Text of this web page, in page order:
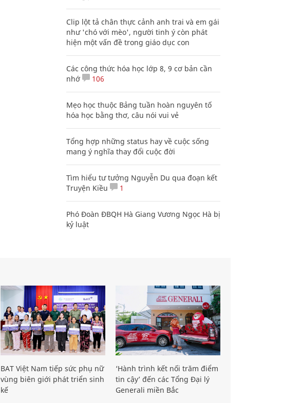
Clip lột tả chân thực cảnh anh trai và em gái
như 'chó với mèo', người tinh ý còn phát
hiện một vấn đề trong giáo dục con
Các công thức hóa học lớp 8, 9 cơ bản cần
nhớ
106
Mẹo học thuộc Bảng tuần hoàn nguyên tố
hóa học bằng thơ, câu nói vui vẻ
Tổng hợp những status hay về cuộc sống
mang ý nghĩa thay đổi cuộc đời
Tìm hiểu tư tưởng Nguyễn Du qua đoạn kết
Truyện Kiều
1
Phó Đoàn ĐBQH Hà Giang Vương Ngọc Hà bị
kỷ luật
BAT Việt Nam tiếp sức phụ nữ
vùng biên giới phát triển sinh
kế
‘Hành trình kết nối trăm điểm
tin cậy’ đến các Tổng Đại lý
Generali miền Bắc